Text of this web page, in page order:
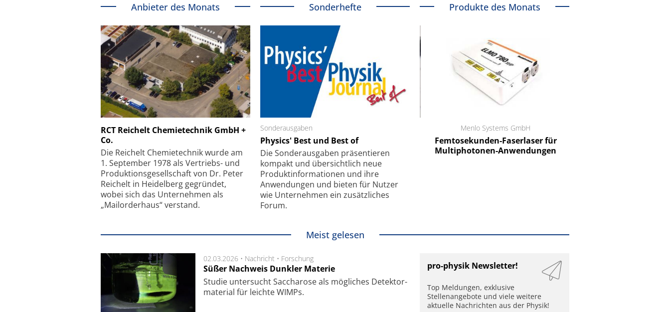
Anbieter des Monats
RCT Reichelt Chemietechnik GmbH +
Co.
Die Reichelt Chemietechnik wurde am
1. September 1978 als Vertriebs- und
Produktionsgesellschaft von Dr. Peter
Reichelt in Heidelberg gegründet,
wobei sich das Unternehmen als
„Mailorderhaus“ verstand.
Sonderhefte
Sonderausgaben
Physics' Best und Best of
Die Sonder­ausgaben präsentieren
kompakt und übersichtlich neue
Produkt­informationen und ihre
Anwendungen und bieten für Nutzer
wie Unternehmen ein zusätzliches
Forum.
Produkte des Monats
Schäfter + Kirchhoff GmbH
Feinfokussierungsmechanismus
Elektronenmikroskopie auf
kleinstem Raum
Menlo Systems GmbH
Femtosekunden-Faserlaser für
Multiphotonen-Anwendungen
Meist gelesen
02.03.2026 • Nachricht • Forschung
Süßer Nachweis Dunkler Materie
Studie unter­sucht Saccha­ro­se als mög­li­ches De­tek­tor­
ma­te­rial für leich­te WIMPs.
pro-physik Newsletter!
Top Meldungen, exklusive
Stellenangebote und viele weitere
aktuelle Nachrichten aus der Physik!